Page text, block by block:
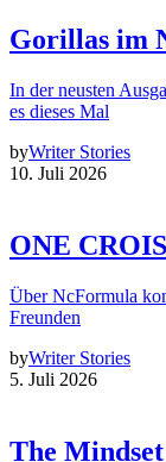
Gorillas im
In der neusten
es dieses Mal
byWriter Stories
10. Juli 2026
ONE
Über NcFormula
Freunden
byWriter Stories
5. Juli 2026
The